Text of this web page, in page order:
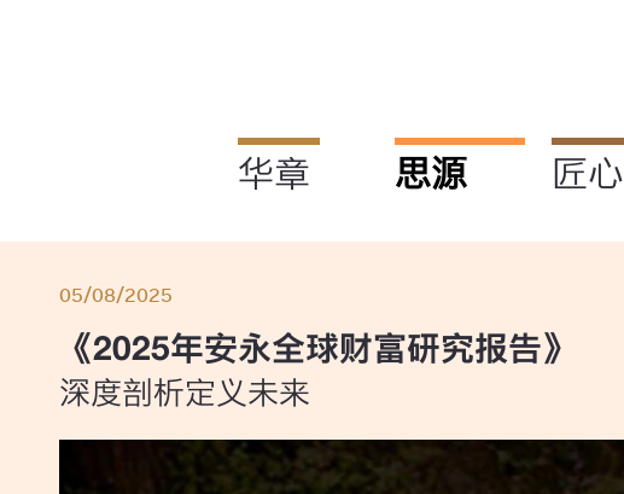
华章 思源 匠心
05/08/2025
《2025年安永全球财富研究报告》
深度剖析定义未来